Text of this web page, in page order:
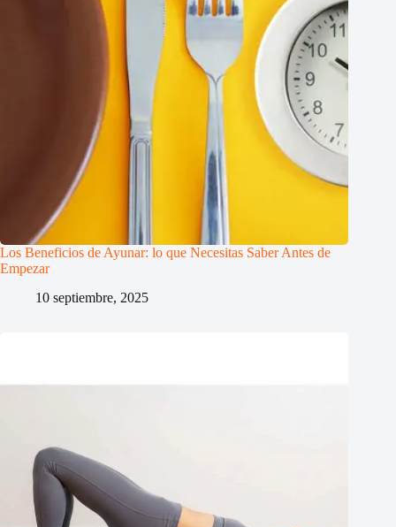
Los Beneficios de Ayunar: lo que Necesitas Saber Antes de
Empezar
10 septiembre, 2025